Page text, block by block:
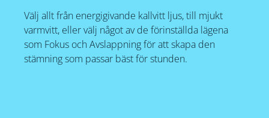
Välj allt från energigivande kallvitt ljus, till mjukt
varmvitt, eller välj något av de förinställda lägena
som Fokus och Avslappning för att skapa den
stämning som passar bäst för stunden.